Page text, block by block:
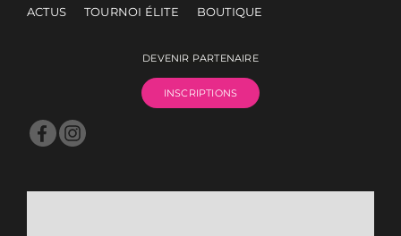
ACTUS
TOURNOI ÉLITE BOUTIQUE
DEVENIR PARTENAIRE
INSCRIPTIONS